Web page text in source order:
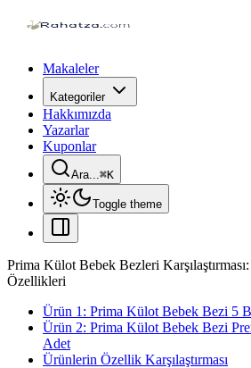
Makaleler
Kategoriler
Hakkımızda
Yazarlar
Kuponlar
Ara...⌘K
Toggle theme
Prima Külot Bebek Bezleri
Özellikleri
Ürün 1: Prima Külot Bebek Bezi 5
Ürün 2: Prima Külot Bebek Bezi
Adet
Ürünlerin Özellik Karşılaştırması